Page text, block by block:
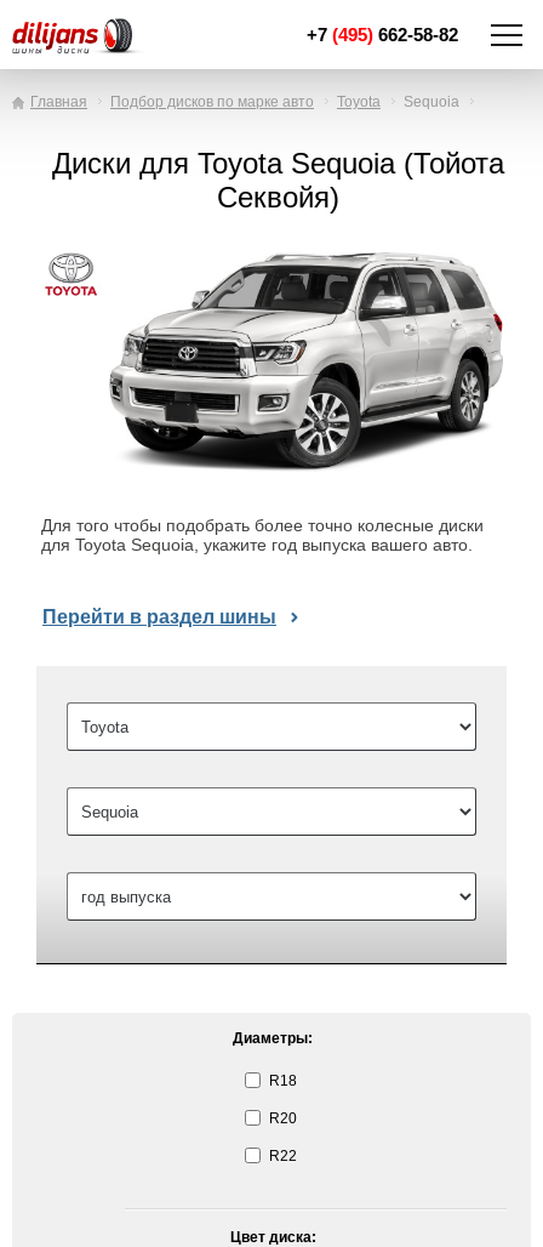
+7 (495) 662-58-82
Главная Подбор дисков по марке авто Toyota Sequoia
Диски для Toyota Sequoia (Тойота
Секвойя)
Для того чтобы подобрать более точно колесные диски
для Toyota Sequoia, укажите год выпуска вашего авто.
Перейти в раздел шины
Диаметры:
R18
R20
R22
Цвет диска: